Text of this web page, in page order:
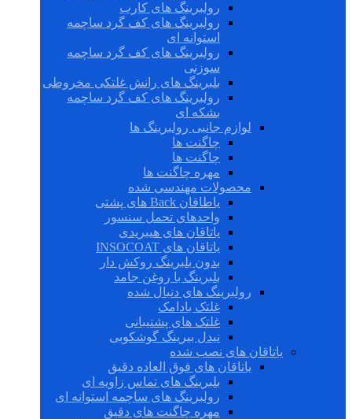
رولبرینگ های کارب
رولبرینگ های کف گرد ساچمه
استوانه ای
رولبرینگ های کف گرد ساچمه
سوزنی
بلبرینگ های رانش غلتکی مخروطی
رولبرینگ های کف گرد ساچمه
بشکه ای
لوازم جانبی رولبرینگ ها
چاگنت ها
چاگنت ها
مهره چاگنت ها
محصولات مهندسی شده
یاطاقان Back های پشتی
واحدهای تحمل سنسور
یاتاقان های هیبریدی
یاتاقان های INSOCOAT
بدون بلبرینگ روکش دار
بلبرینگ با روغن جامد
رولبرینگ های دنبال شده
غلتک بادامک
غلتک های پشتیبانی
نیدل بیرینگ گوشکوبی
یاتاقان های نصب شده
یاتاقان های فوق العاده دقیق
بلبرینگ های تماس زاویه ای
رولبرینگ های ساچمه استوانه ای
مهره چاگنت های دقیق